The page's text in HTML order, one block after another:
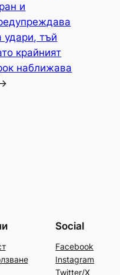
и
удари, тъй
крайният
наближава
Social
Facebook
Instagram
Twitter/X